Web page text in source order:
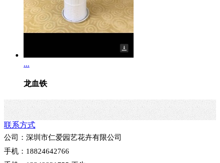
...
龙血铁
联系方式
公司：深圳市仁爱园艺花卉有限公司
手机：18824642766